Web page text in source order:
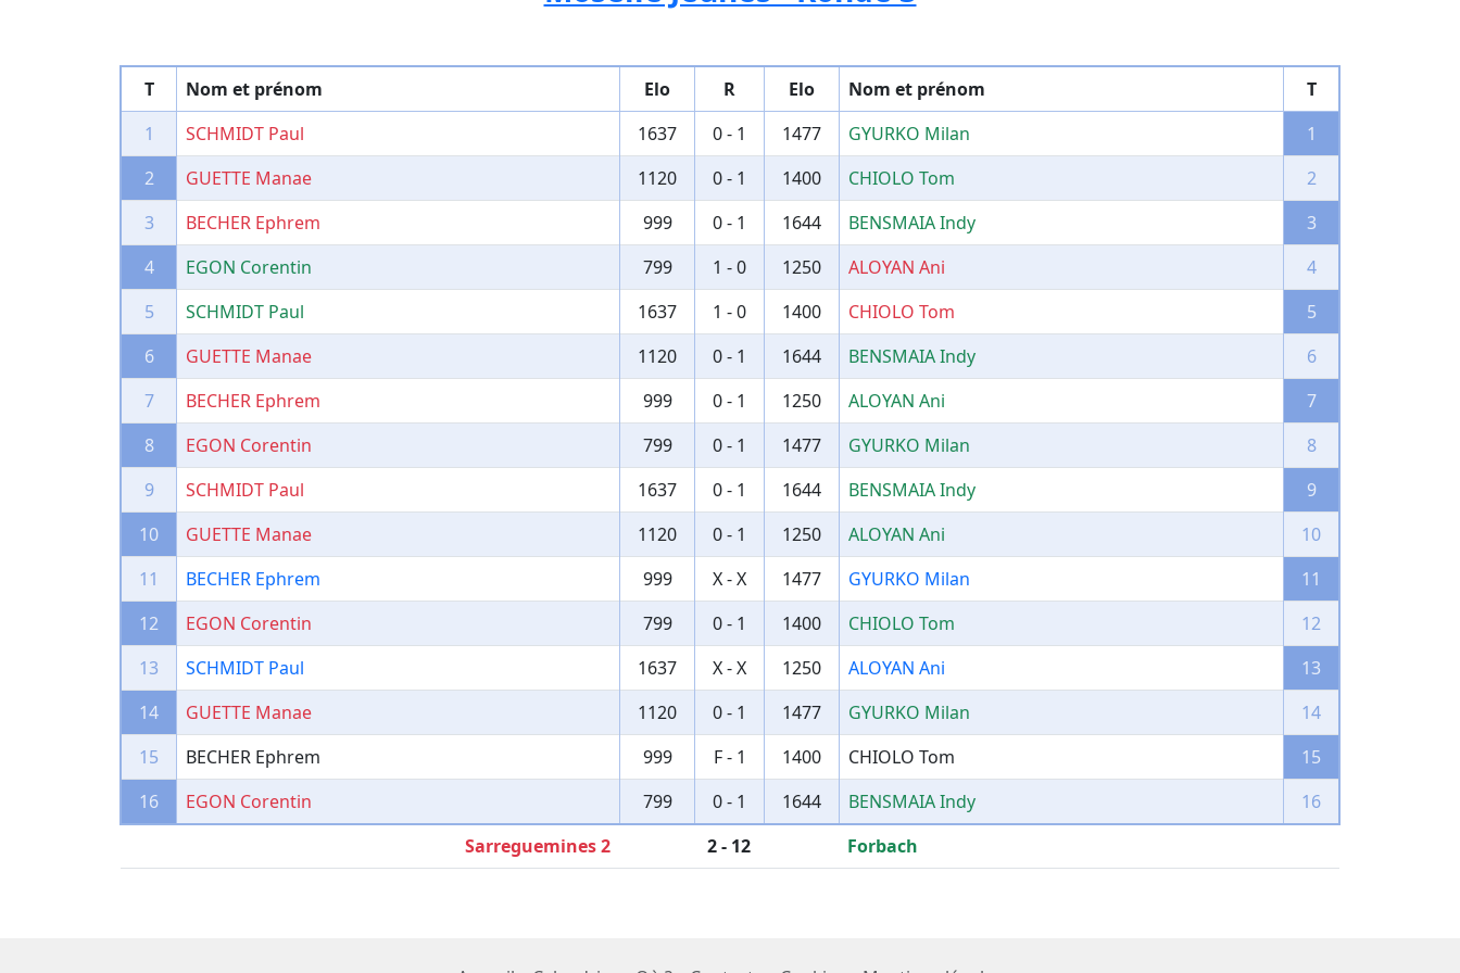
T Nom et prénom Elo R Elo Nom et prénom
T
1
SCHMIDT Paul 1637 0 - 1 1477 GYURKO Milan
1
2
GUETTE Manae 1120 0 - 1 1400 CHIOLO Tom
2
3
BECHER Ephrem 999 0 - 1 1644 BENSMAIA Indy
3
4
EGON Corentin 799 1 - 0 1250 ALOYAN Ani
4
5
SCHMIDT Paul 1637 1 - 0 1400 CHIOLO Tom
5
6
GUETTE Manae 1120 0 - 1 1644 BENSMAIA Indy
6
7
BECHER Ephrem 999 0 - 1 1250 ALOYAN Ani
7
8
EGON Corentin 799 0 - 1 1477 GYURKO Milan
8
9
SCHMIDT Paul 1637 0 - 1 1644 BENSMAIA Indy
9
10
GUETTE Manae 1120 0 - 1 1250 ALOYAN Ani
10
11
BECHER Ephrem 999 X - X 1477 GYURKO Milan
11
12
EGON Corentin 799 0 - 1 1400 CHIOLO Tom
12
13
SCHMIDT Paul 1637 X - X 1250 ALOYAN Ani
13
14
GUETTE Manae 1120 0 - 1 1477 GYURKO Milan
14
15
BECHER Ephrem 999 F - 1 1400 CHIOLO Tom
15
16
EGON Corentin 799 0 - 1 1644 BENSMAIA Indy
16
Sarreguemines 2
2 - 12 Forbach